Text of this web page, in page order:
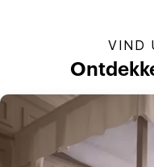
VIND